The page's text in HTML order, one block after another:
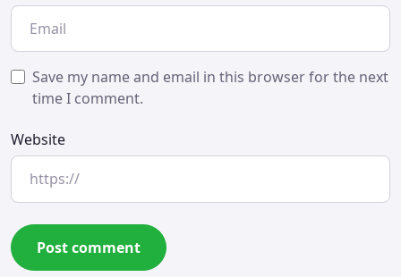
Save my name and email in this browser for the next
time I comment.
Website